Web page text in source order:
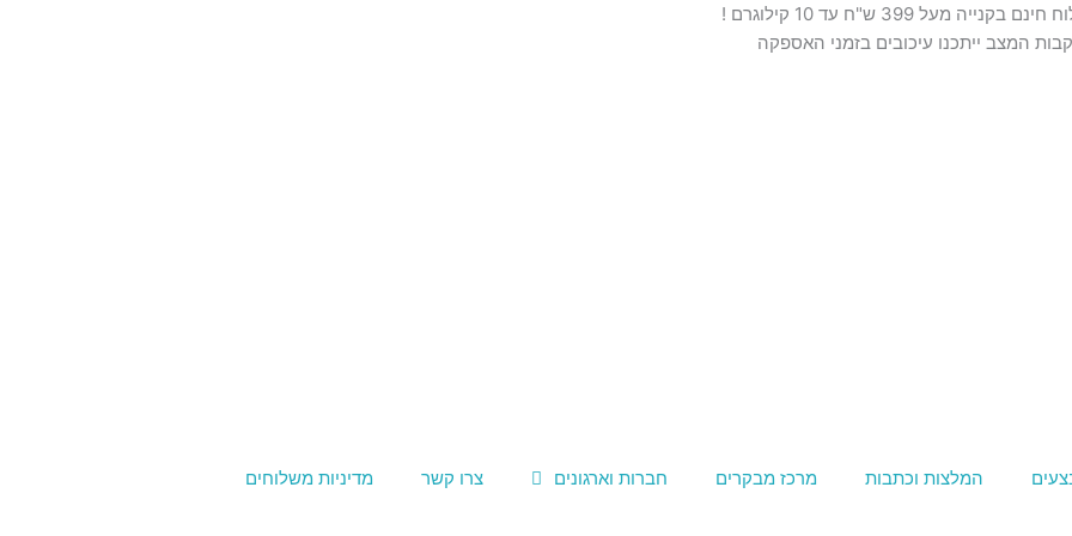
בקנייה מעל 399 ש"ח עד 10 קילוגרם !
המצב ייתכנו עיכובים בזמני האספקה
המלצות וכתבות מרכז מבקרים חברות וארגונים צרו קשר מדיניות משלוחים